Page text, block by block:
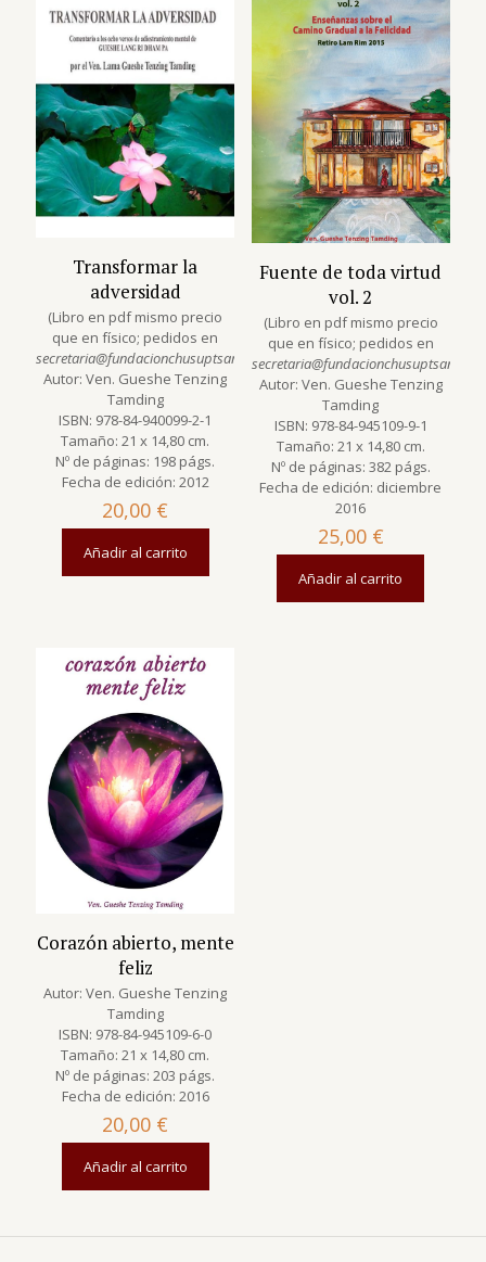
Transformar la
adversidad
(Libro en pdf mismo precio
que en físico; pedidos en
secretaria@fundacionchusuptsang.org)
Autor: Ven. Gueshe Tenzing
Tamding
ISBN: 978-84-940099-2-1
Tamaño: 21 x 14,80 cm.
Nº de páginas: 198 págs.
Fecha de edición: 2012
20,00 €
Añadir al carrito
Fuente de toda virtud
vol. 2
(Libro en pdf mismo precio
que en físico; pedidos en
secretaria@fundacionchusuptsang.org
Autor: Ven. Gueshe Tenzing
Tamding
ISBN: 978-84-945109-9-1
Tamaño: 21 x 14,80 cm.
Nº de páginas: 382 págs.
Fecha de edición: diciembre
2016
25,00 €
Añadir al carrito
Corazón abierto, mente
feliz
Autor: Ven. Gueshe Tenzing
Tamding
ISBN: 978-84-945109-6-0
Tamaño: 21 x 14,80 cm.
Nº de páginas: 203 págs.
Fecha de edición: 2016
20,00 €
Añadir al carrito